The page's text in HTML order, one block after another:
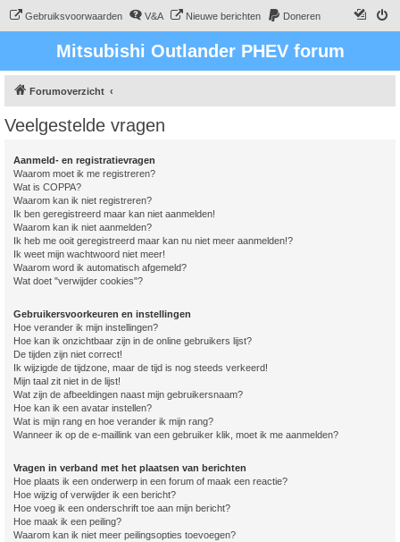
Gebruiksvoorwaarden V&A Nieuwe berichten Doneren
Mitsubishi Outlander PHEV forum
Forumoverzicht
Veelgestelde vragen
Aanmeld- en registratievragen
Waarom moet ik me registreren?
Wat is COPPA?
Waarom kan ik niet registreren?
Ik ben geregistreerd maar kan niet aanmelden!
Waarom kan ik niet aanmelden?
Ik heb me ooit geregistreerd maar kan nu niet meer aanmelden!?
Ik weet mijn wachtwoord niet meer!
Waarom word ik automatisch afgemeld?
Wat doet "verwijder cookies"?
Gebruikersvoorkeuren en instellingen
Hoe verander ik mijn instellingen?
Hoe kan ik onzichtbaar zijn in de online gebruikers lijst?
De tijden zijn niet correct!
Ik wijzigde de tijdzone, maar de tijd is nog steeds verkeerd!
Mijn taal zit niet in de lijst!
Wat zijn de afbeeldingen naast mijn gebruikersnaam?
Hoe kan ik een avatar instellen?
Wat is mijn rang en hoe verander ik mijn rang?
Wanneer ik op de e-maillink van een gebruiker klik, moet ik me aanmelden?
Vragen in verband met het plaatsen van berichten
Hoe plaats ik een onderwerp in een forum of maak een reactie?
Hoe wijzig of verwijder ik een bericht?
Hoe voeg ik een onderschrift toe aan mijn bericht?
Hoe maak ik een peiling?
Waarom kan ik niet meer peilingsopties toevoegen?